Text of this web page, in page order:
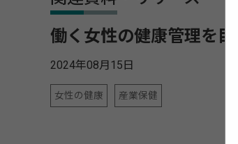
働く女性の健康管理を
2024年08月15日
女性の健康 産業保健